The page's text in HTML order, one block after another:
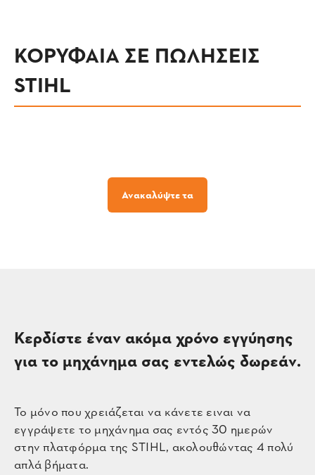
ΚΟΡΥΦΑΙΑ ΣΕ ΠΩΛΗΣΕΙΣ
STIHL
Ανακαλύψτε τα
Κερδίστε έναν ακόμα χρόνο εγγύησης
για το μηχάνημα σας εντελώς δωρεάν.
Το μόνο που χρειάζεται να κάνετε ειναι να
εγγράψετε το μηχάνημα σας εντός 30 ημερών
στην πλατφόρμα της STIHL, ακολουθώντας 4 πολύ
απλά βήματα.